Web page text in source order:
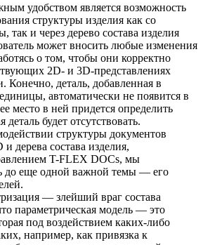
удобством является возможность
структуры изделия как со
и через дерево состава изделия
может вносить любые изменения
о том, чтобы они корректно
2D- и 3D-представлениях
Конечно, деталь, добавленная в
автоматически не появится в
место в ней придется определить
будет отсутствовать.
структуры документов
дерева состава изделия,
T-FLEX DOCs, мы
до еще одной важной темы — его
— злейший враг состава
параметрическая модель — это
под воздействием каких-либо
например, как привязка к